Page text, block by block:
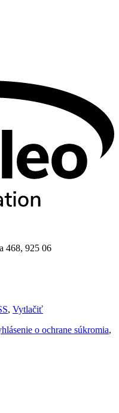
468, 925 06
, Vytlačiť
o ochrane súkromia,